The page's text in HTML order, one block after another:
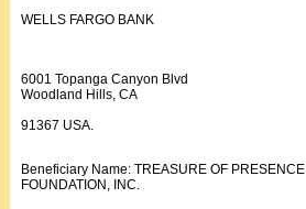
WELLS FARGO BANK
6001 Topanga Canyon Blvd
Woodland Hills, CA
91367 USA.
Beneficiary Name: TREASURE OF PRESENCE
FOUNDATION, INC.